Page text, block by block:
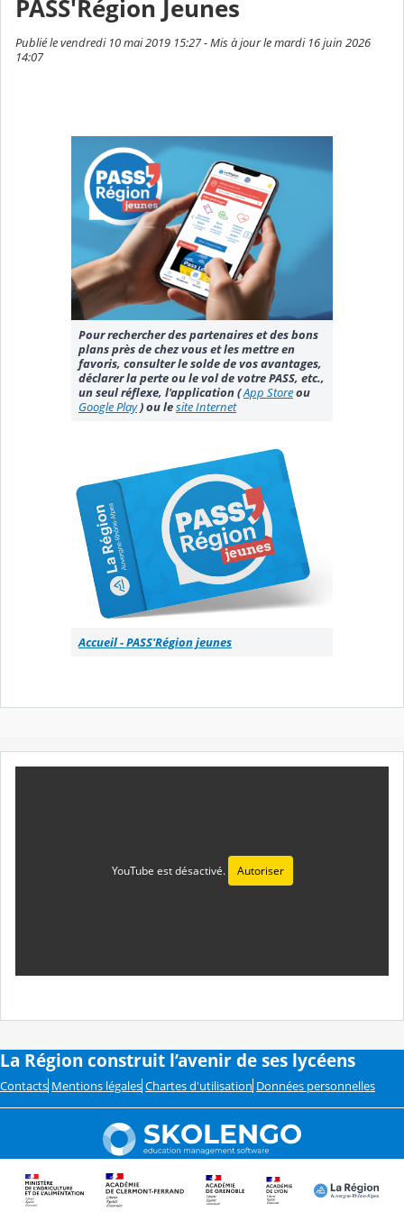
PASS'Région Jeunes
Publié le vendredi 10 mai 2019 15:27 - Mis à jour le mardi 16 juin 2026
14:07
Pour rechercher des partenaires et des bons
plans près de chez vous et les mettre en
favoris, consulter le solde de vos avantages,
déclarer la perte ou le vol de votre PASS, etc.,
un seul réflexe, l'application (App Storeou
Google Play) ou lesite Internet
Accueil - PASS'Région jeunes
YouTube est désactivé. Autoriser
La Région construit l’avenir de ses lycéens
Contacts Mentions légales Chartes d'utilisation Données personnelles